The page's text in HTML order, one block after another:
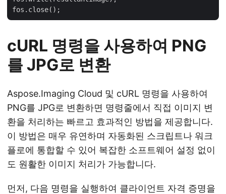
cURL 명령을 사용하여 PNG
를 JPG로 변환
Aspose.Imaging Cloud 및 cURL 명령을 사용하여
PNG를 JPG로 변환하면 명령줄에서 직접 이미지 변
환을 처리하는 빠르고 효과적인 방법을 제공합니다.
이 방법은 매우 유연하며 자동화된 스크립트나 워크
플로에 통합할 수 있어 복잡한 소프트웨어 설정 없이
도 원활한 이미지 처리가 가능합니다.
먼저, 다음 명령을 실행하여 클라이언트 자격 증명을